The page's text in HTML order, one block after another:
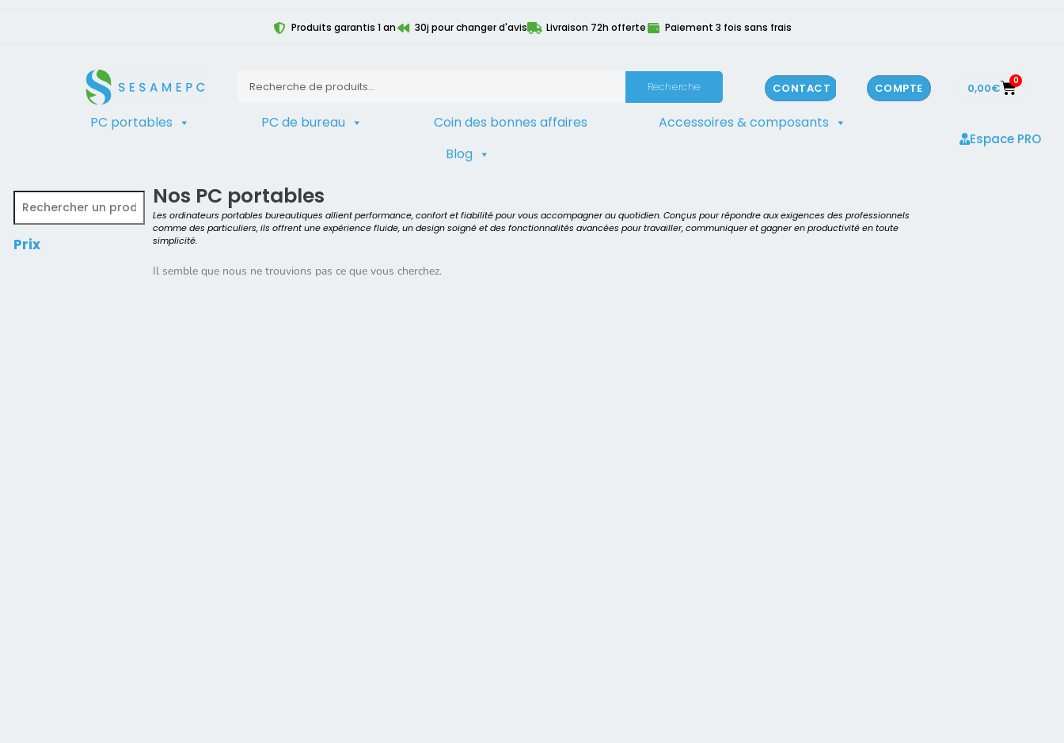
Produits garantis 1 an 30j pour changer d'avis Livraison 72h offerte Paiement 3 fois sans frais
Recherche CONTACT COMPTE 0,00€ 0
PC portables PC de bureau Coin des bonnes affaires
Accessoires & composants
Blog
Espace PRO
Prix
Nos PC portables
Les ordinateurs portables bureautiques allient performance, confort et fiabilité pour vous accompagner au quotidien. Conçus pour répondre aux exigences des professionnels
comme des particuliers, ils offrent une expérience fluide, un design soigné et des fonctionnalités avancées pour travailler, communiquer et gagner en productivité en toute
simplicité.
Il semble que nous ne trouvions pas ce que vous cherchez.